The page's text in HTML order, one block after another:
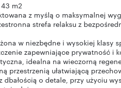
m2
z myślą o maksymalnej
strefa relaksu z
w niezbędne i wysokiej klasy
zapewniające prywatność i
idealna na wieczorną
przestrzenią ułatwiającą
dbałością o detale, przy użyciu